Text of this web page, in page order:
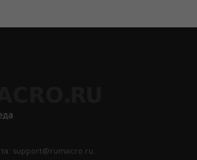
support@rumacro.ru.